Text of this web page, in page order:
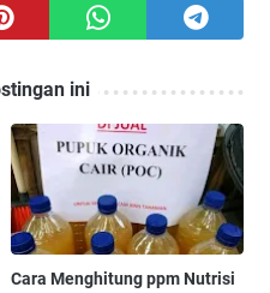
ini
Cara Menghitung ppm Nutrisi